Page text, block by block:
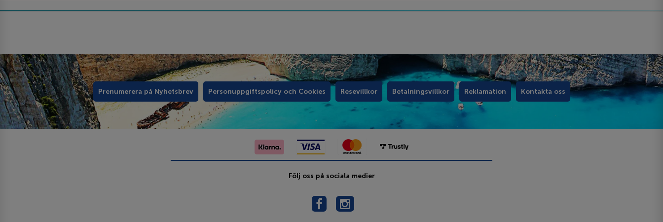
Prenumerera på Nyhetsbrev Personuppgiftspolicy och Cookies Resevillkor Betalningsvillkor Reklamation Kontakta oss
Följ oss på sociala medier